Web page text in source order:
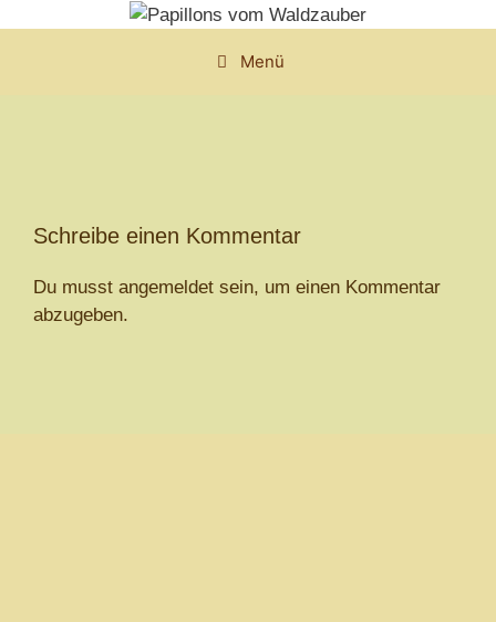
Menü
Schreibe einen Kommentar
Du musst angemeldet sein, um einen Kommentar
abzugeben.